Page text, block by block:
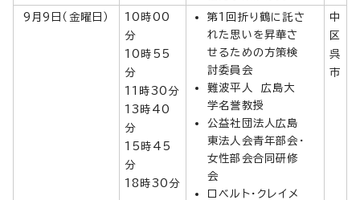
9月9日（金曜日）
10時00
分
10時55
分
11時30分
13時40
分
15時45
分
18時30分
第1回折り鶴に託さ
れた思いを昇華さ
せるための方策検
討委員会
難波平人 広島大
学名誉教授
公益社団法人広島
東法人会青年部会・
女性部会合同研修
会
ロベルト・クレイメ
中
区
呉
市